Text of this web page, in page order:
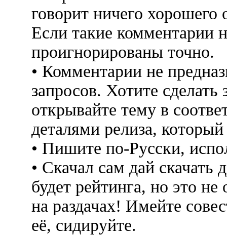
говорит ничего
Если такие комментарии
проигнорированы точно.
• Комментарии не
запросов. Хотите
открывайте тему в
деталями релиза,
• Пишите по-Русски,
• Скачал сам дай скачать
будет рейтинга, но это не
на раздачах! Имейте
её, сидируйте.